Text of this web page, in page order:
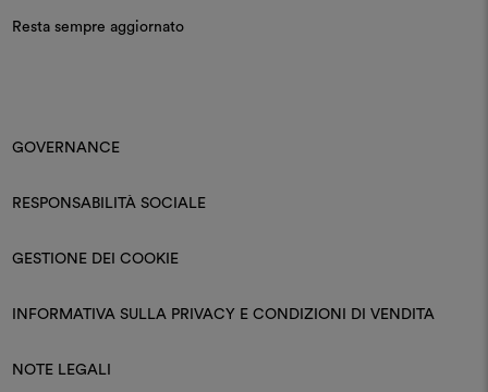
Resta sempre aggiornato
GOVERNANCE
RESPONSABILITÀ SOCIALE
GESTIONE DEI COOKIE
INFORMATIVA SULLA PRIVACY E CONDIZIONI DI VENDITA
NOTE LEGALI